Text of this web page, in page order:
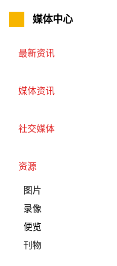
媒体中心
最新资讯
媒体资讯
社交媒体
资源
图片
录像
便览
刊物